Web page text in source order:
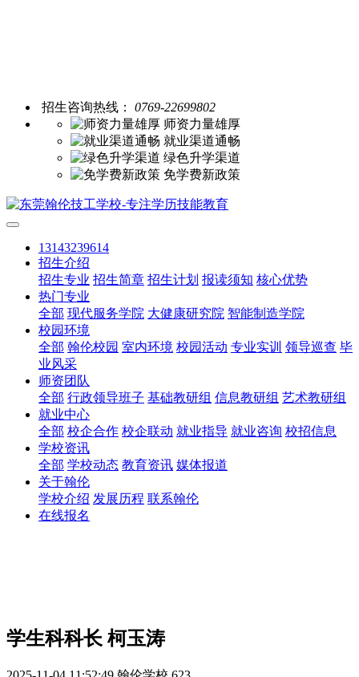
招生咨询热线：
0769-22699802
师资力量雄厚
就业渠道通畅
绿色升学渠道
免学费新政策
13143239614
招生介绍
招生专业 招生简章 招生计划 报读须知 核心优势
热门专业
全部 现代服务学院 大健康研究院 智能制造学院
校园环境
全部 翰伦校园 室内环境 校园活动 专业实训 领导巡查 毕
业风采
师资团队
全部 行政领导班子 基础教研组 信息教研组 艺术教研组
就业中心
全部 校企合作 校企联动 就业指导 就业咨询 校招信息
学校资讯
全部 学校动态 教育资讯 媒体报道
关于翰伦
学校介绍 发展历程 联系翰伦
在线报名
学生科科长 柯玉涛